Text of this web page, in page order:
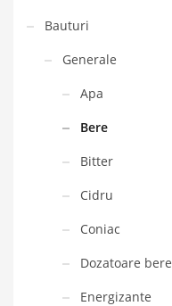
Bauturi
Generale
Apa
Bere
Bitter
Cidru
Coniac
Dozatoare bere
Energizante